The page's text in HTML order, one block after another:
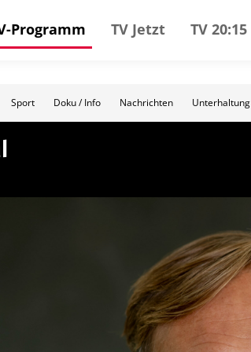
Programm TV Jetzt TV 20:15
Sport Doku / Info Nachrichten Unterhaltung